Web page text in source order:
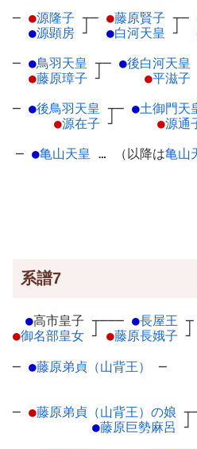
─ ●源隆子 ┬
●源顕房 ┘
─ ●藤原賢子 ┬
●白河天皇 ┘
─
─ ●鳥羽天皇 ┬
●藤原璋子 ┘
─ ●後白河天皇
●平滋子
─ ●後鳥羽天皇 ┬
●源在子 ┘
─ ●土御門天
●源通
─ ●亀山天皇 … （以降は亀山
系譜7
●高市皇子 ┬
●御名部皇女 ┘
─── ●長屋王 ┬
●藤原長娥子 ┘
─ ●藤原弟貞（山背王） ─
─ ●藤原弟貞（山背王）の娘 ┬
●藤原巨勢麻呂 ┘